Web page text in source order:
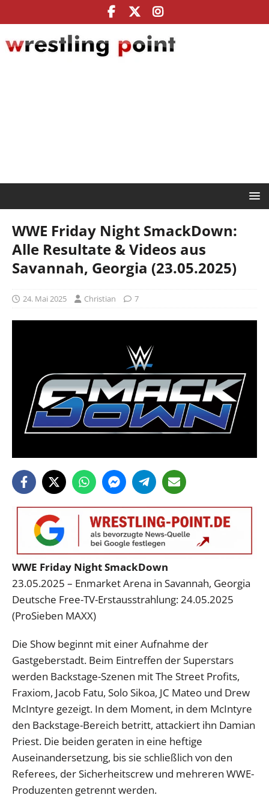
WWE Friday Night SmackDown:
Alle Resultate & Videos aus
Savannah, Georgia (23.05.2025)
24. Mai 2025 Christian 7
WWE Friday Night SmackDown
23.05.2025 – Enmarket Arena in Savannah, Georgia
Deutsche Free-TV-Erstausstrahlung: 24.05.2025
(ProSieben MAXX)
Die Show beginnt mit einer Aufnahme der
Gastgeberstadt. Beim Eintreffen der Superstars
werden Backstage-Szenen mit The Street Profits,
Fraxiom, Jacob Fatu, Solo Sikoa, JC Mateo und Drew
McIntyre gezeigt. In dem Moment, in dem McIntyre
den Backstage-Bereich betritt, attackiert ihn Damian
Priest. Die beiden geraten in eine heftige
Auseinandersetzung, bis sie schließlich von den
Referees, der Sicherheitscrew und mehreren WWE-
Produzenten getrennt werden.